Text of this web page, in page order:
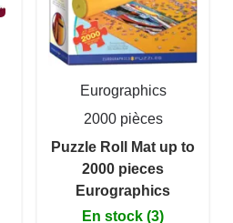
Eurographics
2000 pièces
Puzzle Roll Mat up to
2000 pieces
Eurographics
En stock (3)